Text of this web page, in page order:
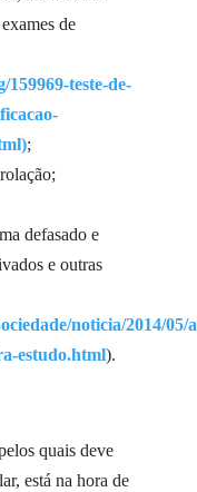
de
teste-de-
;
defasado e
e outras
noticia/2014/05/
estudo.html).
quais deve
está na hora de